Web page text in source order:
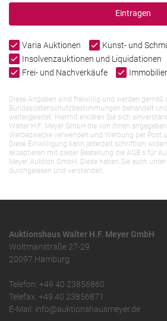
Eintragen
Varia Auktionen
Kunst- und
Insolvenzauktionen und Liquidationen
Frei- und Nachverkäufe
Diese Angaben sind freiwillig und werden gemäß
Bundesdatenschutzbestimmungen behandelt
weitergeleitet. Hiermit erklären Sie sich
Walter H.F. Meyer GmbH die von Ihnen
Werbezwecke verwenden und Werbung per Post
Diese Einwilligung kann jederzeit schriftlich
akzeptieren mit dieser Bestellung die AGB`s für
Meyer Auktion GmbH. Diese haben Sie auch
durchgelesen und verstanden.
Auktionshaus Walter H.F. Meyer GmbH
Woltmanstraße 27-29
20097 Hamburg
Telefon: +49 40 23856860
Telefax: +49 40 23856871
E-Mail: info@auktionshausmeyer.de